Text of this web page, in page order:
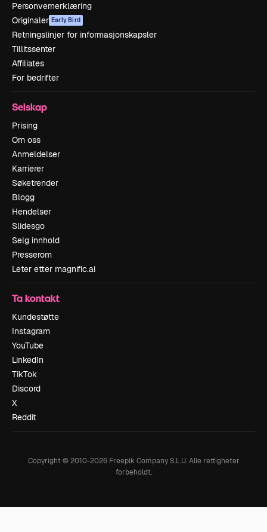
Personvernerklæring
Originaler Early Bird
Retningslinjer for informasjonskapsler
Tillitssenter
Affiliates
For bedrifter
Selskap
Prising
Om oss
Anmeldelser
Karrierer
Søketrender
Blogg
Hendelser
Slidesgo
Selg innhold
Presserom
Leter etter magnific.ai
Ta kontakt
Kundestøtte
Instagram
YouTube
LinkedIn
TikTok
Discord
X
Reddit
Copyright © 2010-2026Freepik Company S.L.U. Alle rettigheter
forbeholdt.